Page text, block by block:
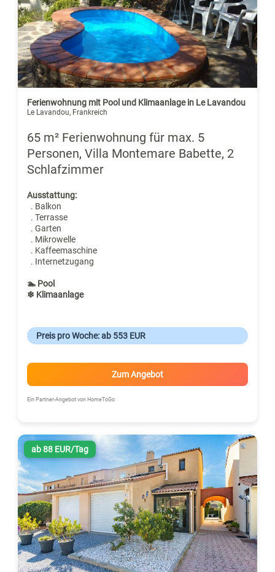
Ferienwohnung mit Pool und Klimaanlage in Le Lavandou
Le Lavandou, Frankreich
65 m² Ferienwohnung für max. 5
Personen, Villa Montemare Babette, 2
Schlafzimmer
Ausstattung:
. Balkon
. Terrasse
. Garten
. Mikrowelle
. Kaffeemaschine
. Internetzugang
🏊 Pool
❄ Klimaanlage
Preis pro Woche: ab 553 EUR
Zum Angebot
Ein Partner-Angebot von HomeToGo
ab 88 EUR/Tag